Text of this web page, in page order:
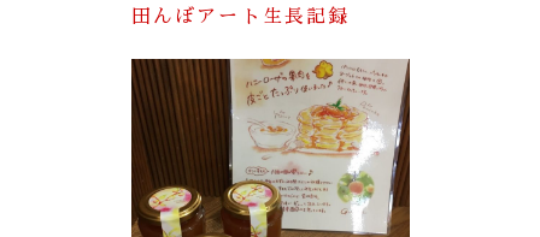
田んぼアート生長記録